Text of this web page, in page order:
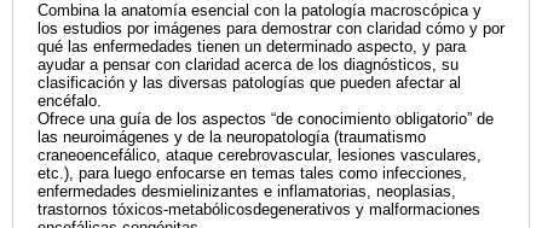
Combina la anatomía esencial con la patología macroscópica y
los estudios por imágenes para demostrar con claridad cómo y por
qué las enfermedades tienen un determinado aspecto, y para
ayudar a pensar con claridad acerca de los diagnósticos, su
clasificación y las diversas patologías que pueden afectar al
encéfalo.
Ofrece una guía de los aspectos “de conocimiento obligatorio” de
las neuroimágenes y de la neuropatología (traumatismo
craneoencefálico, ataque cerebrovascular, lesiones vasculares,
etc.), para luego enfocarse en temas tales como infecciones,
enfermedades desmielinizantes e inflamatorias, neoplasias,
trastornos tóxicos-metabólicosdegenerativos y malformaciones